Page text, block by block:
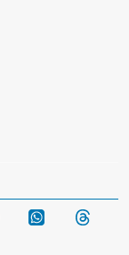
Telegram WhatsApp